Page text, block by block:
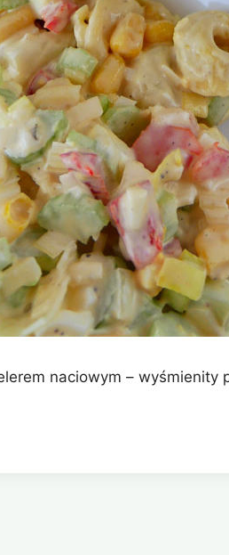
naciowym – wyśmienity